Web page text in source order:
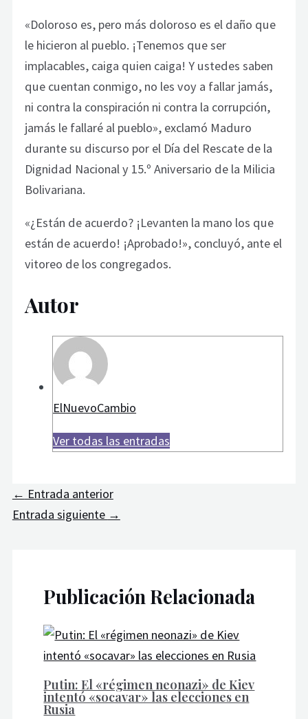
«Doloroso es, pero más doloroso es el daño que
le hicieron al pueblo. ¡Tenemos que ser
implacables, caiga quien caiga! Y ustedes saben
que cuentan conmigo, no les voy a fallar jamás,
ni contra la conspiración ni contra la corrupción,
jamás le fallaré al pueblo», exclamó Maduro
durante su discurso por el Día del Rescate de la
Dignidad Nacional y 15.º Aniversario de la Milicia
Bolivariana.
«¿Están de acuerdo? ¡Levanten la mano los que
están de acuerdo! ¡Aprobado!», concluyó, ante el
vitoreo de los congregados.
Autor
ElNuevoCambio
Ver todas las entradas
← Entrada anterior
Entrada siguiente →
Publicación Relacionada
Putin: El «régimen neonazi» de Kiev
intentó «socavar» las elecciones en
Rusia